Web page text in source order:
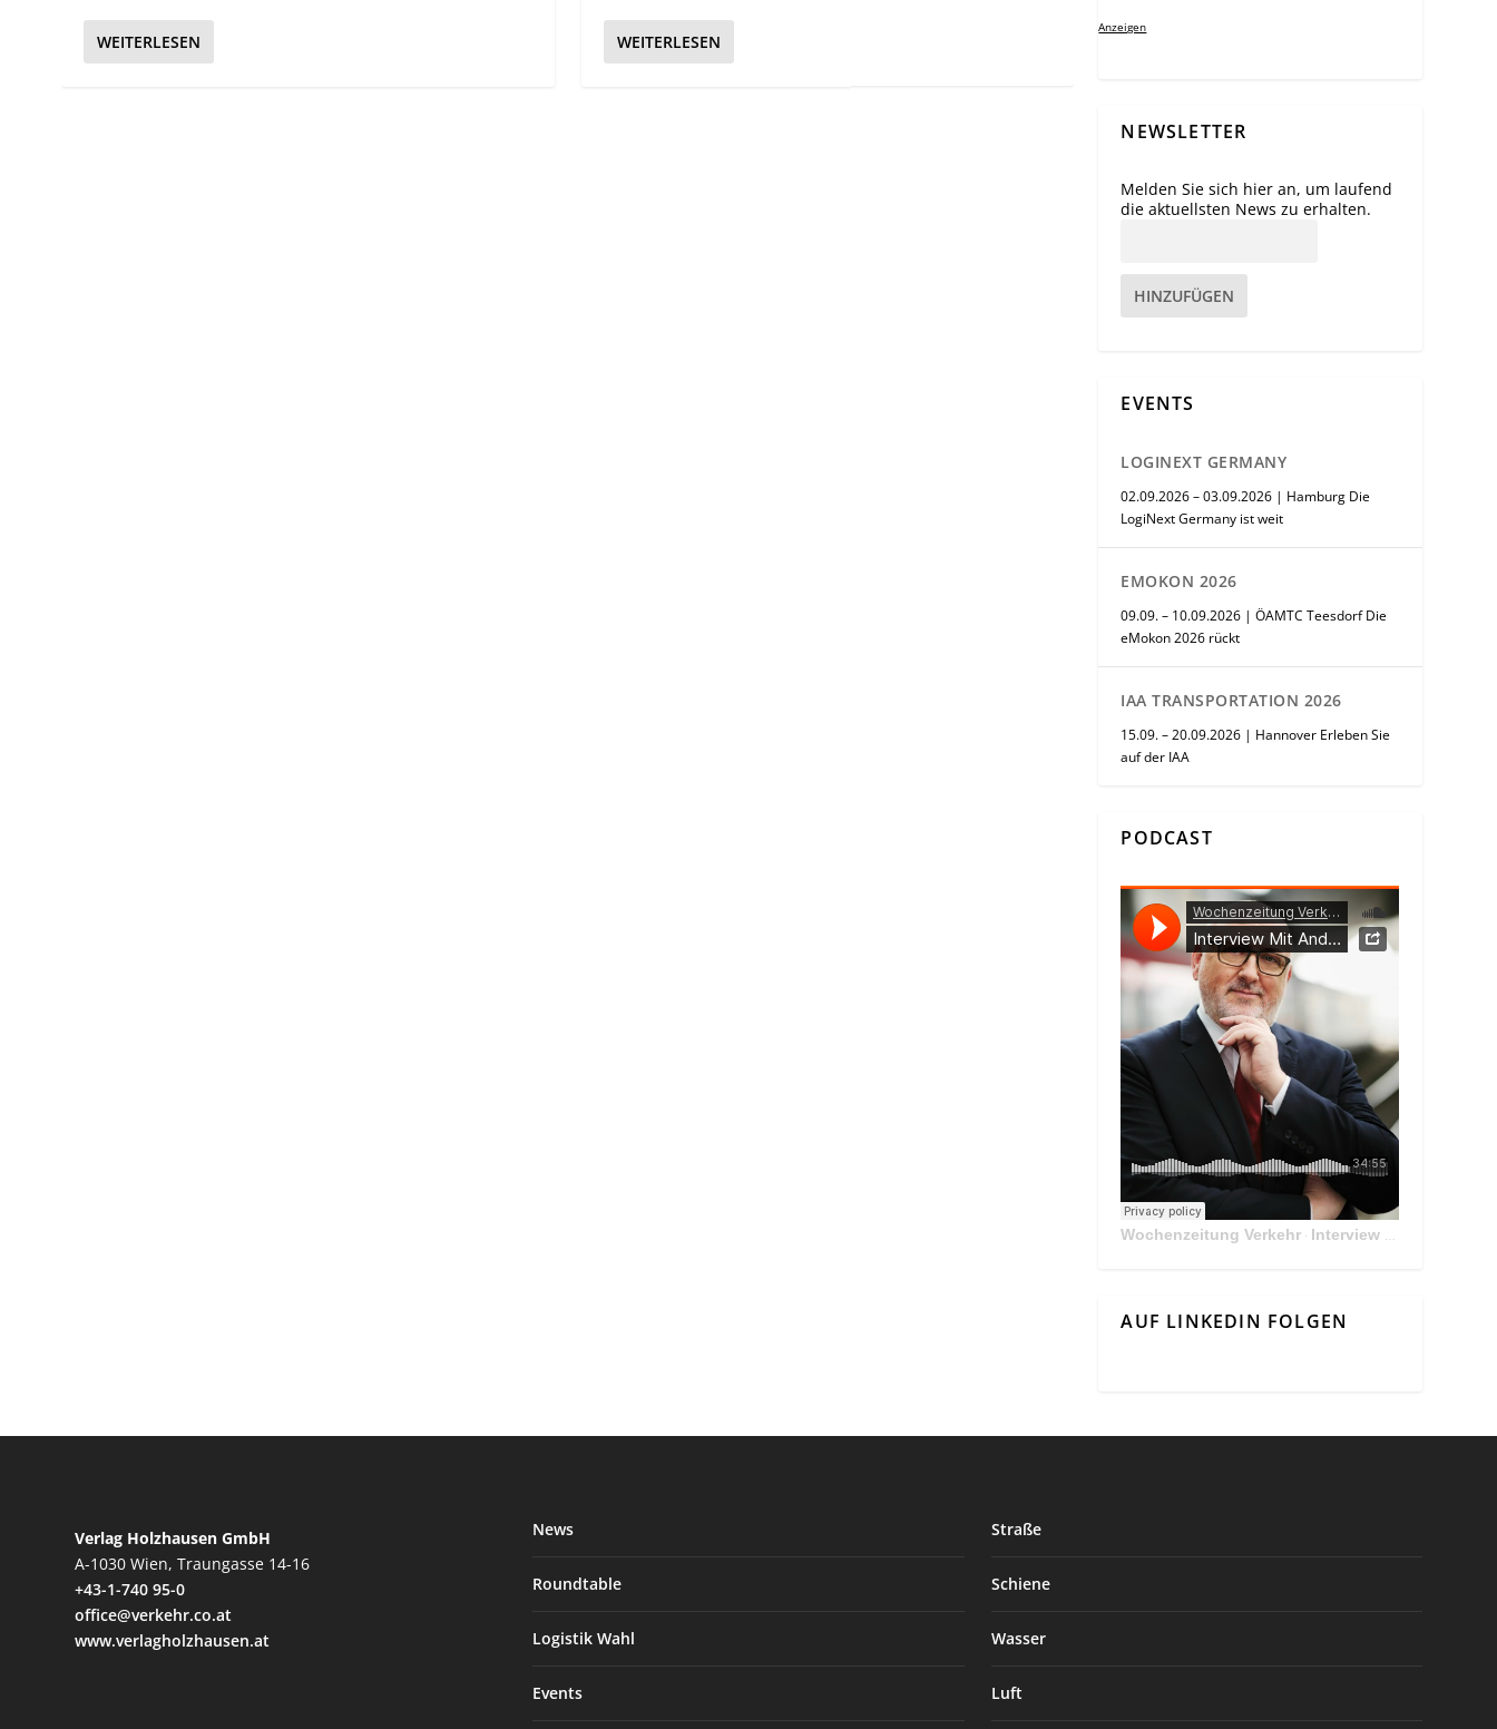
WEITERLESEN WEITERLESEN
Anzeigen
NEWSLETTER
Melden Sie sich hier an, um laufend
die aktuellsten News zu erhalten.
HINZUFÜGEN
EVENTS
LOGINEXT GERMANY
02.09.2026 – 03.09.2026 | Hamburg Die
LogiNext Germany ist weit
EMOKON 2026
09.09. – 10.09.2026 | ÖAMTC Teesdorf Die
eMokon 2026 rückt
IAA TRANSPORTATION 2026
15.09. – 20.09.2026 | Hannover Erleben Sie
auf der IAA
PODCAST
Wochenzeitung Verkehr · Interview Mit Andreas Matthä, CEO der ÖBB Holding
AUF LINKEDIN FOLGEN
Verlag Holzhausen GmbH
A-1030 Wien, Traungasse 14-16
+43-1-740 95-0
office@verkehr.co.at
www.verlagholzhausen.at
News
Roundtable
Logistik Wahl
Events
Straße
Schiene
Wasser
Luft